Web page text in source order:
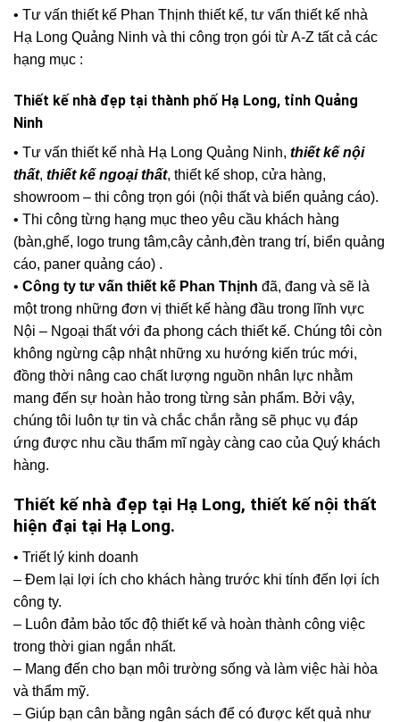
• Tư vấn thiết kế Phan Thịnh thiết kế, tư vấn thiết kế nhà
Hạ Long Quảng Ninh và thi công trọn gói từ A-Z tất cả các
hạng mục :
Thiết kế nhà đẹp tại thành phố Hạ Long, tỉnh Quảng
Ninh
• Tư vấn thiết kế nhà Hạ Long Quảng Ninh, thiết kế nội
thất, thiết kế ngoại thất, thiết kế shop, cửa hàng,
showroom – thi công trọn gói (nội thất và biển quảng cáo).
• Thi công từng hạng mục theo yêu cầu khách hàng
(bàn,ghế, logo trung tâm,cây cảnh,đèn trang trí, biển quảng
cáo, paner quảng cáo) .
• Công ty tư vấn thiết kế Phan Thịnh đã, đang và sẽ là
một trong những đơn vị thiết kế hàng đầu trong lĩnh vực
Nội – Ngoại thất với đa phong cách thiết kế. Chúng tôi còn
không ngừng cập nhật những xu hướng kiến trúc mới,
đồng thời nâng cao chất lượng nguồn nhân lực nhằm
mang đến sự hoàn hảo trong từng sản phẩm. Bởi vậy,
chúng tôi luôn tự tin và chắc chắn rằng sẽ phục vụ đáp
ứng được nhu cầu thẩm mĩ ngày càng cao của Quý khách
hàng.
Thiết kế nhà đẹp tại Hạ Long, thiết kế nội thất
hiện đại tại Hạ Long.
• Triết lý kinh doanh
– Đem lại lợi ích cho khách hàng trước khi tính đến lợi ích
công ty.
– Luôn đảm bảo tốc độ thiết kế và hoàn thành công việc
trong thời gian ngắn nhất.
– Mang đến cho bạn môi trường sống và làm việc hài hòa
và thẩm mỹ.
– Giúp bạn cân bằng ngân sách để có được kết quả như